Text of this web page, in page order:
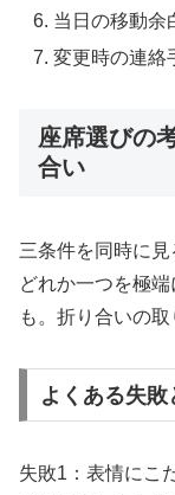
当日の移動余
変更時の連絡
座席選びの
合い
三条件を同時に見
どれか一つを極
も。折り合いの
よくある失敗
失敗1：表情にこ